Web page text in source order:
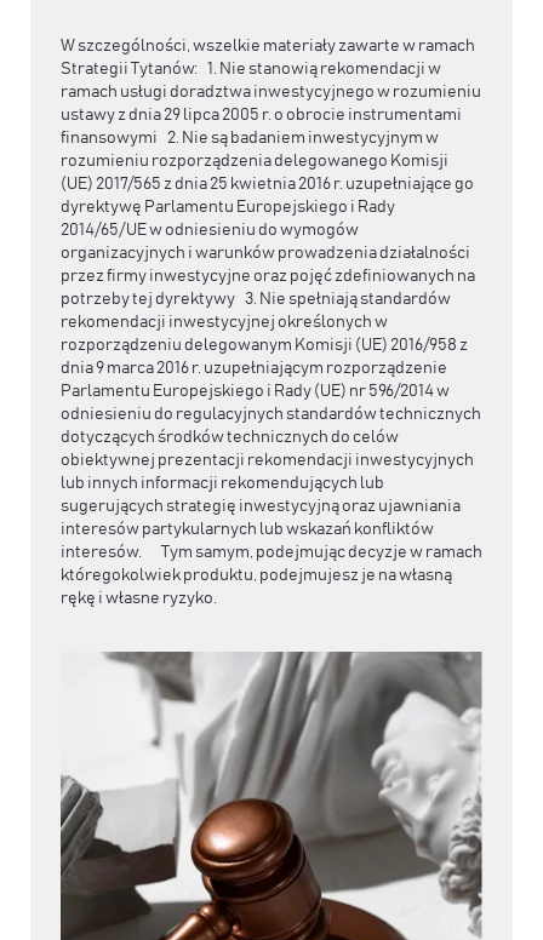
W szczególności, wszelkie materiały zawarte w ramach
Strategii Tytanów: 1. Nie stanowią rekomendacji w
ramach usługi doradztwa inwestycyjnego w rozumieniu
ustawy z dnia 29 lipca 2005 r. o obrocie instrumentami
finansowymi 2. Nie są badaniem inwestycyjnym w
rozumieniu rozporządzenia delegowanego Komisji
(UE) 2017/565 z dnia 25 kwietnia 2016 r. uzupełniające go
dyrektywę Parlamentu Europejskiego i Rady
2014/65/UE w odniesieniu do wymogów
organizacyjnych i warunków prowadzenia działalności
przez firmy inwestycyjne oraz pojęć zdefiniowanych na
potrzeby tej dyrektywy 3. Nie spełniają standardów
rekomendacji inwestycyjnej określonych w
rozporządzeniu delegowanym Komisji (UE) 2016/958 z
dnia 9 marca 2016 r. uzupełniającym rozporządzenie
Parlamentu Europejskiego i Rady (UE) nr 596/2014 w
odniesieniu do regulacyjnych standardów technicznych
dotyczących środków technicznych do celów
obiektywnej prezentacji rekomendacji inwestycyjnych
lub innych informacji rekomendujących lub
sugerujących strategię inwestycyjną oraz ujawniania
interesów partykularnych lub wskazań konfliktów
interesów. Tym samym, podejmując decyzje w ramach
któregokolwiek produktu, podejmujesz je na własną
rękę i własne ryzyko.